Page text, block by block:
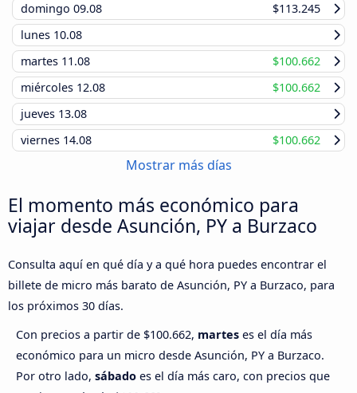
domingo 09.08
$113.245
lunes 10.08
martes 11.08
$100.662
miércoles 12.08
$100.662
jueves 13.08
viernes 14.08 $100.662
Mostrar más días
El momento más económico para
viajar desde Asunción, PY a Burzaco
Consulta aquí en qué día y a qué hora puedes encontrar el
billete de micro más barato de Asunción, PY a Burzaco, para
los próximos 30 días.
Con precios a partir de $100.662, martes es el día más
económico para un micro desde Asunción, PY a Burzaco.
Por otro lado, sábado es el día más caro, con precios que